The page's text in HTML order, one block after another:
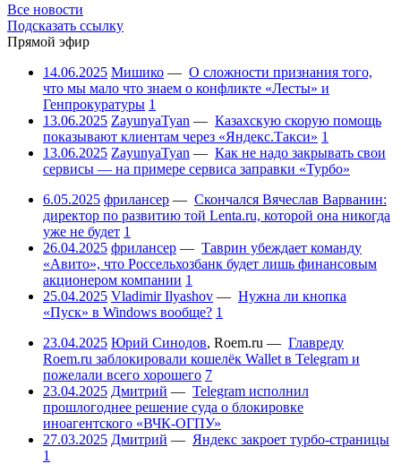
Все новости
Подсказать ссылку
Прямой эфир
14.06.2025 Мишико — О сложности признания того,
что мы мало что знаем о конфликте «Лесты» и
Генпрокуратуры 1
13.06.2025 ZayunyaTyan — Казахскую скорую помощь
показывают клиентам через «Яндекс.Такси» 1
13.06.2025 ZayunyaTyan — Как не надо закрывать свои
сервисы — на примере сервиса заправки «Турбо»
6.05.2025 фрилансер — Скончался Вячеслав Варванин:
директор по развитию той Lenta.ru, которой она никогда
уже не будет 1
26.04.2025 фрилансер — Таврин убеждает команду
«Авито», что Россельхозбанк будет лишь финансовым
акционером компании 1
25.04.2025 Vladimir Ilyashov — Нужна ли кнопка
«Пуск» в Windows вообще? 1
23.04.2025 Юрий Синодов, Roem.ru — Главреду
Roem.ru заблокировали кошелёк Wallet в Telegram и
пожелали всего хорошего 7
23.04.2025 Дмитрий — Telegram исполнил
прошлогоднее решение суда о блокировке
иноагентского «ВЧК-ОГПУ»
27.03.2025 Дмитрий — Яндекс закроет турбо-страницы
1